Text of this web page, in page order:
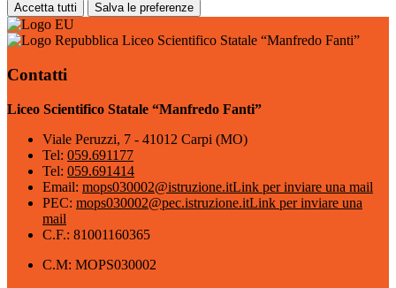
Accetta tutti Salva le preferenze
Liceo Scientifico Statale “Manfredo Fanti”
Contatti
Liceo Scientifico Statale “Manfredo Fanti”
Viale Peruzzi, 7 - 41012 Carpi (MO)
Tel: 059.691177
Tel: 059.691414
Email: mops030002@istruzione.itLink per inviare una mail
PEC: mops030002@pec.istruzione.itLink per inviare una
mail
C.F.: 81001160365
C.M: MOPS030002